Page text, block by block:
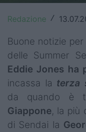
Rugby World
Super Rugby
Rugby in TV
Mercato
Redazione /
Buone notizie per
delle Summer
Eddie Jones ha
incassa la terza
da quando è
Giappone, la più
di Sendai la